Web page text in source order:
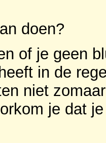
doen?
of je geen
in de
niet
je dat